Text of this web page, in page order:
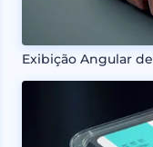
Exibição Angular